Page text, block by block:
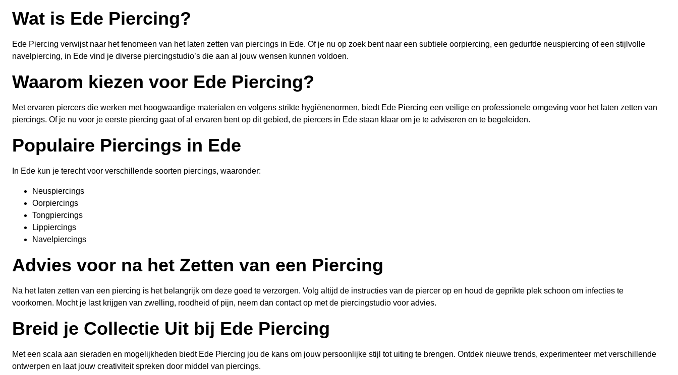
Wat is Ede Piercing?
Ede Piercing verwijst naar het fenomeen van het laten zetten van piercings in Ede. Of je nu op zoek bent naar een subtiele oorpiercing, een gedurfde neuspiercing of een stijlvolle
navelpiercing, in Ede vind je diverse piercingstudio’s die aan al jouw wensen kunnen voldoen.
Waarom kiezen voor Ede Piercing?
Met ervaren piercers die werken met hoogwaardige materialen en volgens strikte hygiënenormen, biedt Ede Piercing een veilige en professionele omgeving voor het laten zetten van
piercings. Of je nu voor je eerste piercing gaat of al ervaren bent op dit gebied, de piercers in Ede staan klaar om je te adviseren en te begeleiden.
Populaire Piercings in Ede
In Ede kun je terecht voor verschillende soorten piercings, waaronder:
Neuspiercings
Oorpiercings
Tongpiercings
Lippiercings
Navelpiercings
Advies voor na het Zetten van een Piercing
Na het laten zetten van een piercing is het belangrijk om deze goed te verzorgen. Volg altijd de instructies van de piercer op en houd de geprikte plek schoon om infecties te
voorkomen. Mocht je last krijgen van zwelling, roodheid of pijn, neem dan contact op met de piercingstudio voor advies.
Breid je Collectie Uit bij Ede Piercing
Met een scala aan sieraden en mogelijkheden biedt Ede Piercing jou de kans om jouw persoonlijke stijl tot uiting te brengen. Ontdek nieuwe trends, experimenteer met verschillende
ontwerpen en laat jouw creativiteit spreken door middel van piercings.